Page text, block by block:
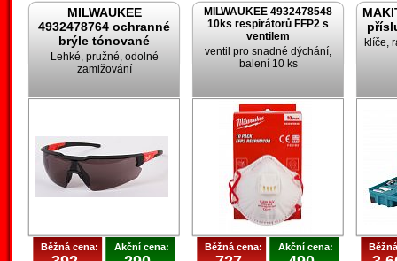
MILWAUKEE
4932478764 ochranné
brýle tónované
Lehké, pružné, odolné
zamlžování
Běžná cena: Akční cena:
MILWAUKEE 4932478548
10ks respirátorů FFP2 s
ventilem
ventil pro snadné dýchání,
balení 10 ks
Běžná cena: Akční cena:
klíče,